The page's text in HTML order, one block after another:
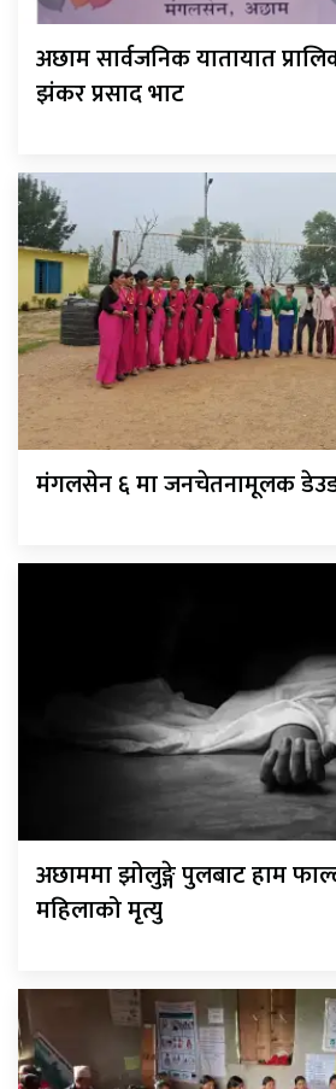
अछाम सार्वजनिक यातायात
झंकर प्रसाद भाट
मंगलसेन ६ मा जनचेतनामूलक
अछाममा झोलुङ्गे पुलबाट हाम
महिलाको मृत्यु